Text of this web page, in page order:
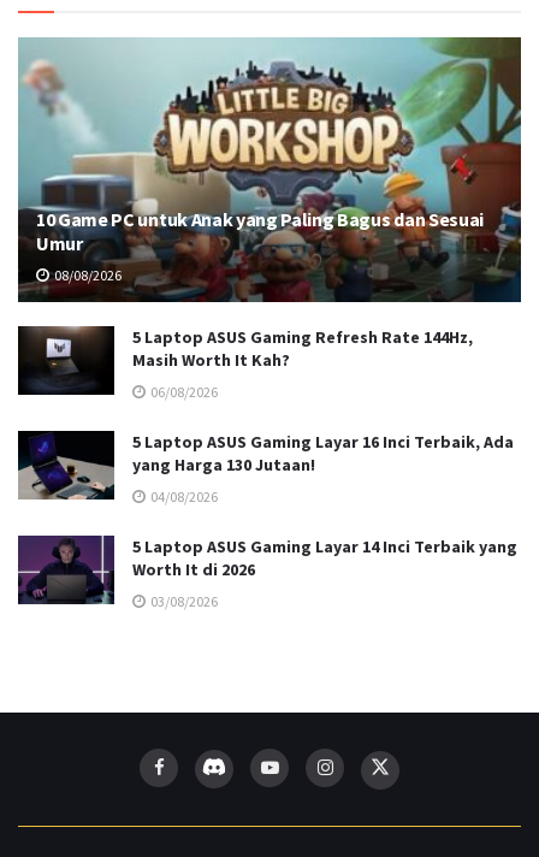
10 Game PC untuk Anak yang Paling Bagus dan Sesuai
Umur
08/08/2026
5 Laptop ASUS Gaming Refresh Rate 144Hz,
Masih Worth It Kah?
06/08/2026
5 Laptop ASUS Gaming Layar 16 Inci Terbaik, Ada
yang Harga 130 Jutaan!
04/08/2026
5 Laptop ASUS Gaming Layar 14 Inci Terbaik yang
Worth It di 2026
03/08/2026